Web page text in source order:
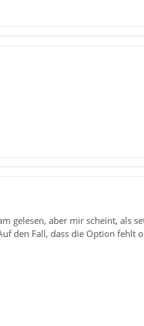
gelesen, aber mir scheint, als
den Fall, dass die Option fehlt